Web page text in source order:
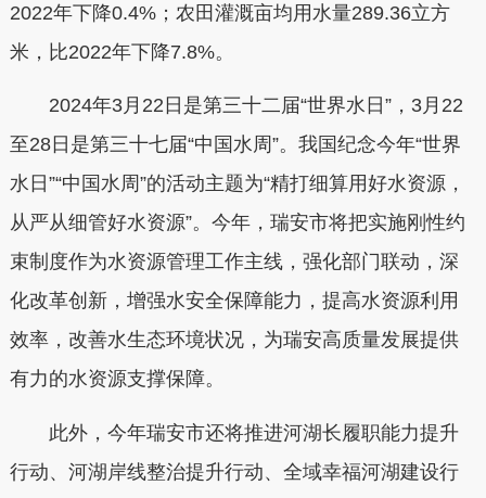
2022年下降0.4%；农田灌溉亩均用水量289.36立方
米，比2022年下降7.8%。
2024年3月22日是第三十二届“世界水日”，3月22
至28日是第三十七届“中国水周”。我国纪念今年“世界
水日”“中国水周”的活动主题为“精打细算用好水资源，
从严从细管好水资源”。今年，瑞安市将把实施刚性约
束制度作为水资源管理工作主线，强化部门联动，深
化改革创新，增强水安全保障能力，提高水资源利用
效率，改善水生态环境状况，为瑞安高质量发展提供
有力的水资源支撑保障。
此外，今年瑞安市还将推进河湖长履职能力提升
行动、河湖岸线整治提升行动、全域幸福河湖建设行